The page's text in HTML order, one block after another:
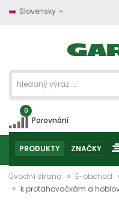
Slovensky
0
Porovnání
PRODUKTY ZNAČKY
Úvodní strana » E-obchod
» k protahovačkám a